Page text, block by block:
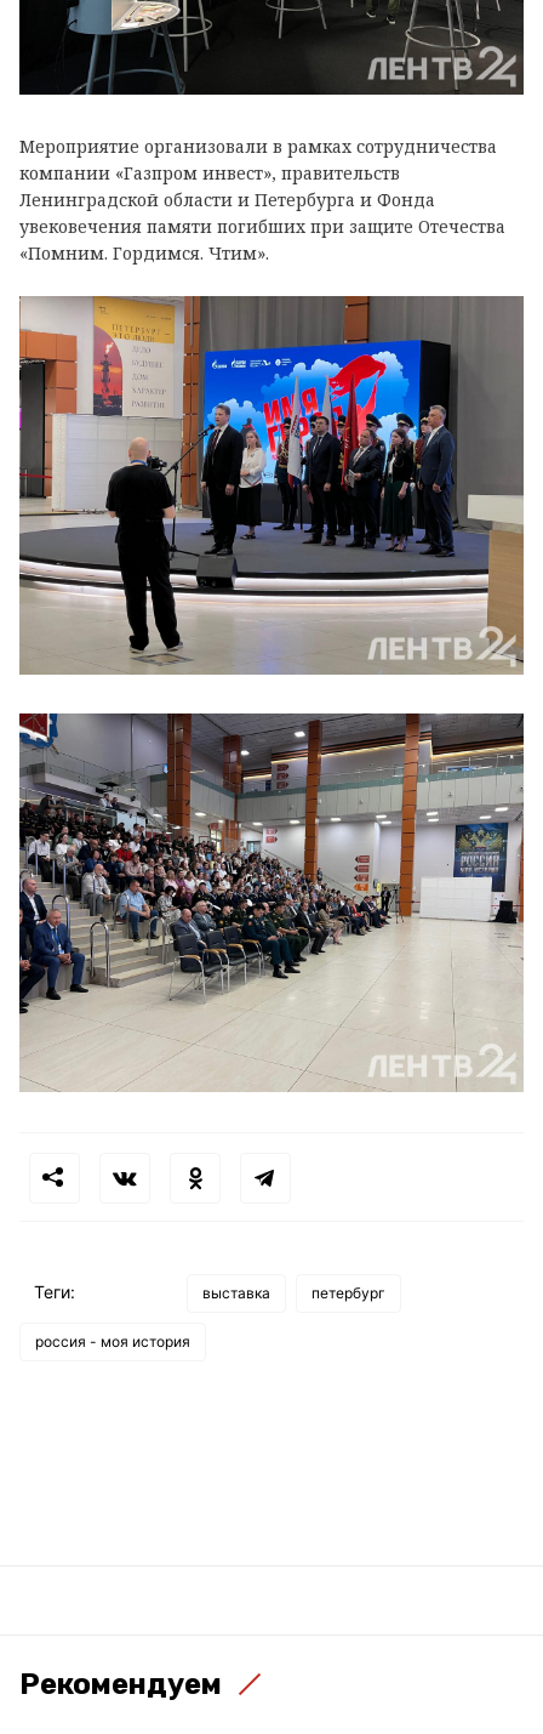
Мероприятие организовали в рамках сотрудничества
компании «Газпром инвест», правительств
Ленинградской области и Петербурга и Фонда
увековечения памяти погибших при защите Отечества
«Помним. Гордимся. Чтим».
Теги: выставка петербург
россия - моя история
Рекомендуем